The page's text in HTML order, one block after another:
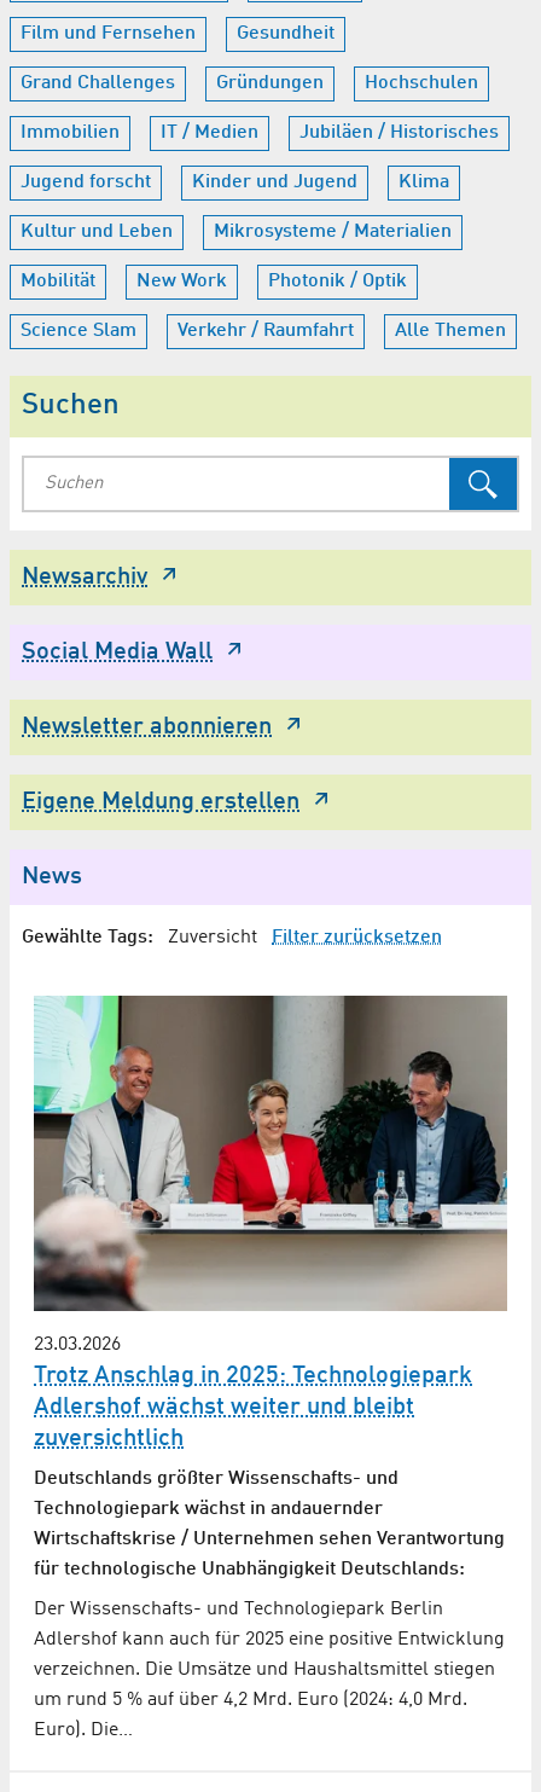
Film und Fernsehen Gesundheit
Grand Challenges Gründungen Hochschulen
Immobilien IT / Medien Jubiläen / Historisches
Jugend forscht Kinder und Jugend Klima
Kultur und Leben Mikrosysteme / Materialien
Mobilität New Work Photonik / Optik
Science Slam Verkehr / Raumfahrt Alle Themen
Suchen
Newsarchiv
Social Media Wall
Newsletter abonnieren
Eigene Meldung erstellen
News
Gewählte Tags: Zuversicht Filter zurücksetzen
23.03.2026
Trotz Anschlag in 2025: Technologiepark
Adlershof wächst weiter und bleibt
zuversichtlich
Deutschlands größter Wissenschafts- und
Technologiepark wächst in andauernder
Wirtschaftskrise / Unternehmen sehen Verantwortung
für technologische Unabhängigkeit Deutschlands:
Der Wissenschafts- und Technologiepark Berlin
Adlershof kann auch für 2025 eine positive Entwicklung
verzeichnen. Die Umsätze und Haushaltsmittel stiegen
um rund 5 % auf über 4,2 Mrd. Euro (2024: 4,0 Mrd.
Euro). Die…